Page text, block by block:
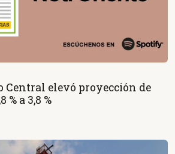
Central elevó proyección de
% a 3,8 %